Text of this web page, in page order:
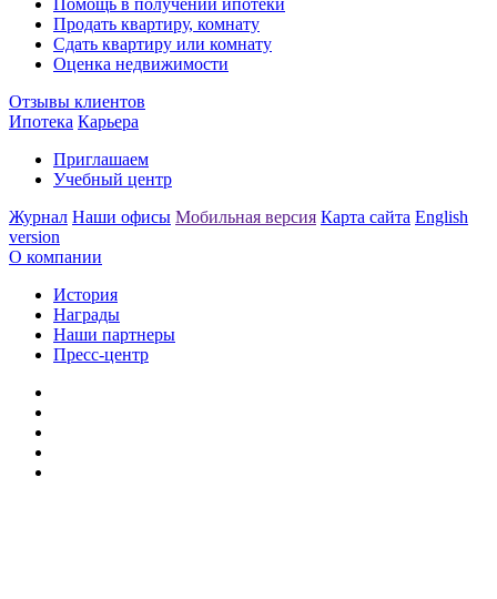
Продать квартиру, комнату
Сдать квартиру или комнату
Оценка недвижимости
Отзывы клиентов
Ипотека Карьера
Приглашаем
Учебный центр
Журнал Наши офисы Мобильная версия Карта сайта English
version
О компании
История
Награды
Наши партнеры
Пресс-центр